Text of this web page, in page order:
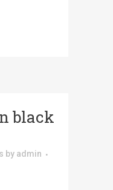
black
by admin